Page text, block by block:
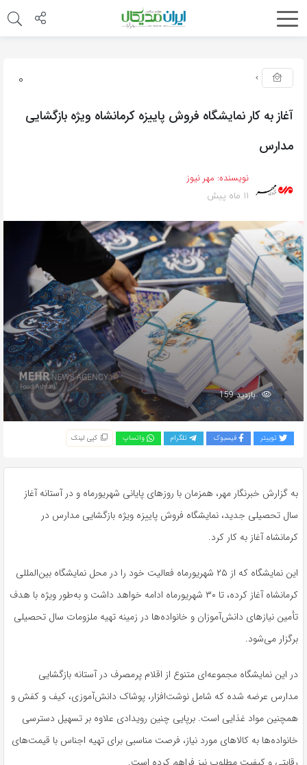
0
آغاز به کار نمایشگاه فروش پاییزه کرمانشاه ویژه بازگشایی
مدارس
نویسنده: مهر نیوز
11 ماه پیش
بازدید 159
توییتر فیسبوک تلگرام واتساپ کپی لینک
به گزارش خبرنگار مهر، همزمان با روزهای پایانی شهریورماه و در آستانه آغاز
سال تحصیلی جدید، نمایشگاه فروش پاییزه ویژه بازگشایی مدارس در
کرمانشاه آغاز به کار کرد.
این نمایشگاه که از ۲۵ شهریورماه فعالیت خود را در محل نمایشگاه بین‌المللی
کرمانشاه آغاز کرده، تا ۳۰ شهریورماه ادامه خواهد داشت و به‌طور ویژه با هدف
تأمین نیازهای دانش‌آموزان و خانواده‌ها در زمینه تهیه ملزومات سال تحصیلی
برگزار می‌شود.
در این نمایشگاه مجموعه‌ای متنوع از اقلام پرمصرف در آستانه بازگشایی
مدارس عرضه شده که شامل نوشت‌افزار، پوشاک دانش‌آموزی، کیف و کفش و
همچنین مواد غذایی است. برپایی چنین رویدادی علاوه بر تسهیل دسترسی
خانواده‌ها به کالاهای مورد نیاز، فرصت مناسبی برای تهیه اجناس با قیمت‌های
رقابتی و کیفیت مطلوب نیز فراهم کرده است.